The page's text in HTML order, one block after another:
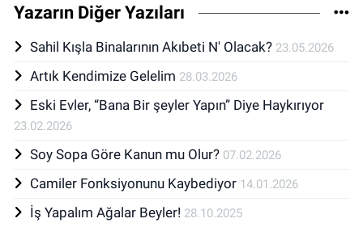
Yazarın Diğer Yazıları
Sahil Kışla Binalarının Akıbeti N' Olacak? 23.05.2026
Artık Kendimize Gelelim 28.03.2026
Eski Evler, “Bana Bir şeyler Yapın” Diye Haykırıyor
23.02.2026
Soy Sopa Göre Kanun mu Olur? 07.02.2026
Camiler Fonksiyonunu Kaybediyor 14.01.2026
İş Yapalım Ağalar Beyler! 28.10.2025